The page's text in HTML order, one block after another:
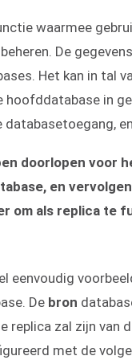
waarmee
De
Het kan in tal
in
doorlopen voor
en
om als replica te
eenvoudig
De bron
replica zal zijn van
met de